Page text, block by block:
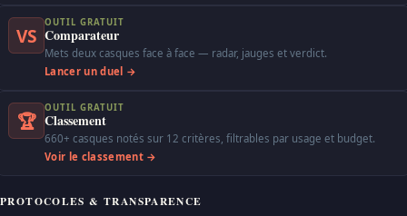
VS
OUTIL GRATUIT
Comparateur
Mets deux casques face à face — radar, jauges et verdict.
Lancer un duel →
🏆
OUTIL GRATUIT
Classement
660+ casques notés sur 12 critères, filtrables par usage et budget.
Voir le classement →
PROTOCOLES & TRANSPARENCE